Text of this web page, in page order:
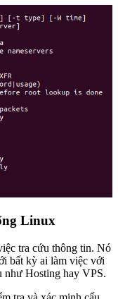
Linux
tra cứu thông tin. Nó
bất kỳ ai làm việc với
như Hosting hay VPS.